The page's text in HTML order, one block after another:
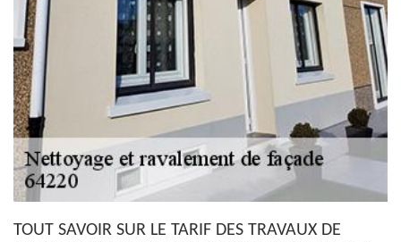
TOUT SAVOIR SUR LE TARIF DES TRAVAUX DE